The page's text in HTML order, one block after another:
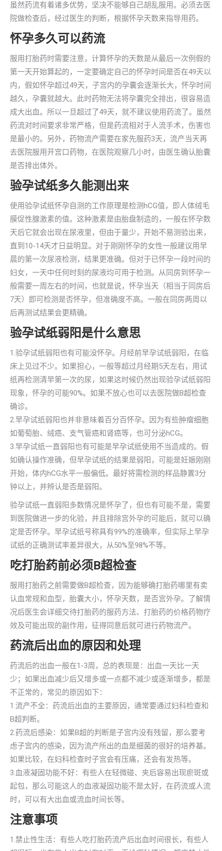
虽然药流有着诸多优势，坚决不能够自己胡乱服用。必须去医
院做检查后，经过医生的判断，根据怀孕天数来指导用药。
怀孕多久可以药流
服用打胎药时需要注意，计算怀孕的天数是从最后一次例假的
第一天开始算起的，一定要确定自己的怀孕时间是否在49天以
内，假如怀孕超过49天，子宫内的孕囊会逐渐长大，怀孕时间
越久，孕囊就越大。此时药物无法将孕囊完全排出，很容易造
成大出血。所以一旦超过了49天，就不建议使用药流了。虽然
药流对时间要求非常严格，但是药流相对于人流手术，伤害也
是最小的。另外，药物流产需要在家先服药3天，流产当天再
去医院服用开宫口药物，在医院观察几小时，由医生确认胎囊
是否排出体外。
验孕试纸多久能测出来
使用验孕试纸怀孕自测的工作原理是检测hCG值，即人体绒毛
膜促性腺激素的值。这种激素是由胎盘制造的，一般在怀孕数
天后它就会出现在尿液里，但由于量少，开始不易测验出来，
直到10-14天才日益明显。对于刚刚怀孕的女性一般建议用早
晨的第一次尿液检测，结果更准确。但对于已怀孕一段时间的
妇女，一天中任何时刻的尿液均可用于检测。从同房到怀孕一
般需要一周左右的时间，也就是说，怀孕当天（相当于同房后
7天）即可检测是否怀孕，但准确度不高。一般在同房两周以
后再测试结果会更精确。
验孕试纸弱阳是什么意思
1.验孕试纸弱阳也有可能没怀孕。月经前早孕试纸弱阳，在临
床上见过不少。如果担心，一般等超过月经期5天左右，用试
纸再检测清早第一次的尿，如果这时候仍然出现验孕试纸弱阳
现象，怀孕的可能90%。如果不放心也可以去医院做B超检查
确诊。
2.早孕试纸弱阳也并非意味着百分百怀孕。因为有些肿瘤细胞
如葡萄胎、绒癌、支气管癌和肾癌等，也可分泌hCG。
3.早孕试纸一直弱阳也有可能是早孕试纸使用不当造成的。假
如确认操作准确，但早孕试纸的结果是弱阳，可能是妊娠刚刚
开始，体内hCG水平一般偏低。最好将需检测的样品静置3分
钟以上，并辨认是否是弱阳。
验孕试纸一直弱阳多数情况是怀孕了，但也有可能不是，需要
到医院做进一步的化验，并且排除宫外孕的可能后，就可以确
定是否怀孕。早孕试纸号称具有99%的准确率，但实际上早孕
试纸的正确测试率差异很大，从50%至98%不等。
吃打胎药前必须B超检查
服用打胎药之前需要做B超检查，因为能够确打胎药哪里有卖
认血常规和血型，胎囊大小，怀孕天数，是否宫外孕。了解情
况后医生会详细交待打胎药的服药方法、打胎药的价格药物疗
效及可能出现的副作用，征得同意后就可进行药物流产。
药流后出血的原因和处理
药流后的出血一般在1-3周，总的表现是：出血一天比一天
少；如果出血减少后又增多或一点都不减少或逐渐增多，都是
不正常的，常见的原因如下：
1.流产不全：药流后出血的主要原因，通常要通过妇科检查和
B超判断。
2.药流后感染：如果B超的判断是子宫内没有残留，那么要考
虑子宫内的感染，因为流产所出的血是细菌的很好的培养基。
如果比较，在妇科检查时子宫会有压痛，还会有发热等。
3.血液凝固功能不好：有些人在轻微碰、夹后容易出现瘀斑或
起包，那么可能这人的血液凝固功能不是太好，在药流或人流
时，可以有大出血或流血时间长等。
注意事项
1.禁止性生活：有些人吃打胎药流产后出血时间很长，有些人